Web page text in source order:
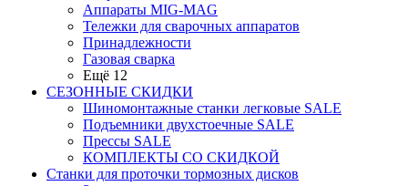
Аппараты MIG-MAG
Тележки для сварочных аппаратов
Принадлежности
Газовая сварка
Ещё 12
СЕЗОННЫЕ СКИДКИ
Шиномонтажные станки легковые SALE
Подъемники двухстоечные SALE
Прессы SALE
КОМПЛЕКТЫ СО СКИДКОЙ
Станки для проточки тормозных дисков